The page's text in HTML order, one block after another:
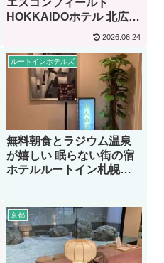
HOKKAIDOホテル 北広島
2026.06.24
ルートインホテルズ
無料朝食とラジウム温泉
が嬉しい 眠らない街の宿
ホテルルートイン札幌中
京都